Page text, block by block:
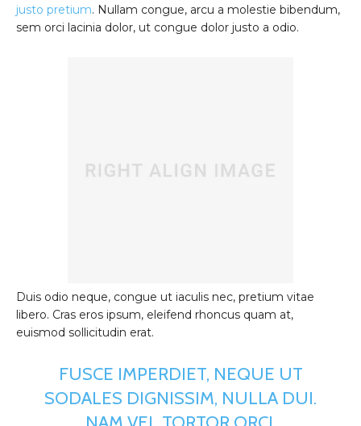
justo pretium. Nullam congue, arcu a molestie bibendum,
sem orci lacinia dolor, ut congue dolor justo a odio.
Duis odio neque, congue ut iaculis nec, pretium vitae
libero. Cras eros ipsum, eleifend rhoncus quam at,
euismod sollicitudin erat.
FUSCE IMPERDIET, NEQUE UT
SODALES DIGNISSIM, NULLA DUI.